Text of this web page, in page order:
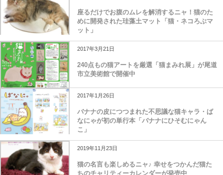
座るだけでお腹のムレを解消するニャ！猫のた
めに開発された珪藻土マット「猫・ネコろぶマ
ット」
2017年3月21日
240点もの猫アートを厳選「猫まみれ展」が尾道
市立美術館で開催中
2017年1月26日
バナナの皮につつまれた不思議な猫キャラ・ば
なにゃが初の単行本「バナナにひそむにゃん
こ」
2019年11月23日
猫の名言も楽しめるニャ♪ 幸せをつかんだ猫た
ちのチャリティーカレンダーが発売中